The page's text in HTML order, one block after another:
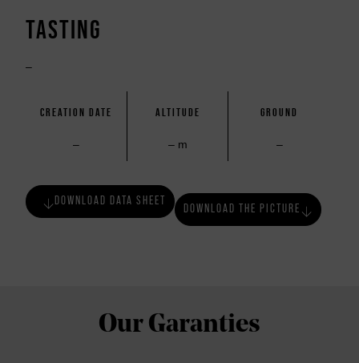
TASTING
–
CREATION DATE
–
ALTITUDE
– m
GROUND
–
DOWNLOAD DATA SHEET
DOWNLOAD THE PICTURE
Our Garanties